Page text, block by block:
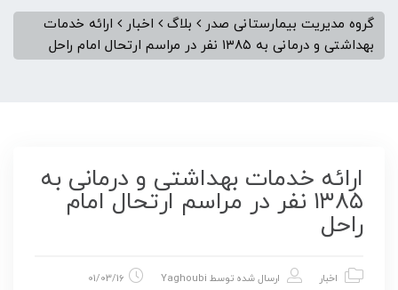
گروه مدیریت بیمارستانی صدر بلاگ اخبار
ارائه خدمات
بهداشتی و درمانی به ۱۳۸۵ نفر در مراسم ارتحال امام راحل
ارائه خدمات بهداشتی و درمانی به
۱۳۸۵ نفر در مراسم ارتحال امام
راحل
اخبار ارسال شده توسط Yaghoubi
01/03/16